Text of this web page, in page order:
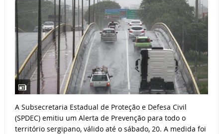
A Subsecretaria Estadual de Proteção e Defesa Civil
(SPDEC) emitiu um Alerta de Prevenção para todo o
território sergipano, válido até o sábado, 20. A medida foi